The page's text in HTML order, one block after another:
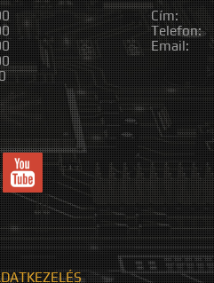
Cím:
Telefon:
Email: